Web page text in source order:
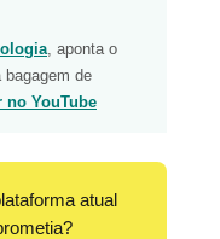
, aponta o
bagagem de
no YouTube
atual